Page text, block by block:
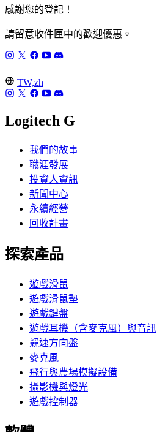
感謝您的登記！
請留意收件匣中的歡迎優惠。
TW,zh
Logitech G
我們的故事
職涯發展
投資人資訊
新聞中心
永續經營
回收計畫
探索產品
遊戲滑鼠
遊戲滑鼠墊
遊戲鍵盤
遊戲耳機（含麥克風）與音訊
競速方向盤
麥克風
飛行與農場模擬設備
攝影機與燈光
遊戲控制器